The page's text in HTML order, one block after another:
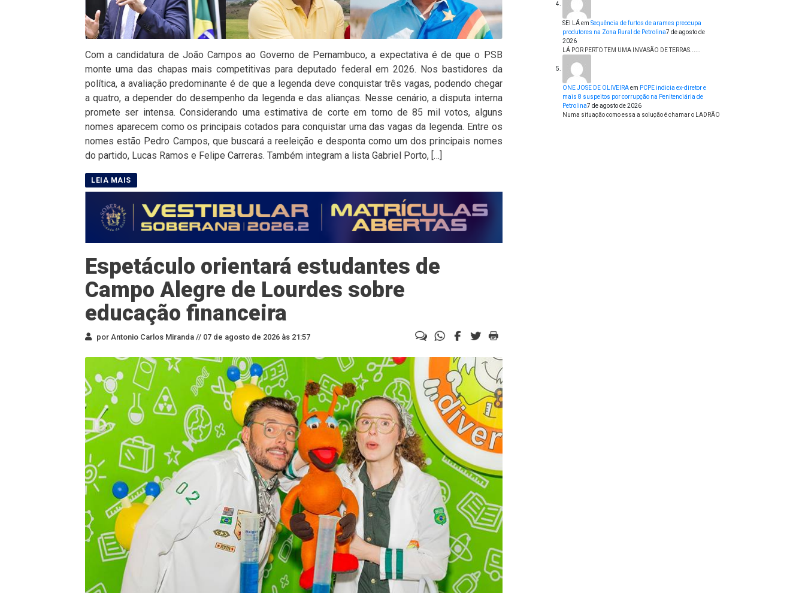
Com a candidatura de João Campos ao Governo de Pernambuco, a expectativa é de que o PSB
monte uma das chapas mais competitivas para deputado federal em 2026. Nos bastidores da
política, a avaliação predominante é de que a legenda deve conquistar três vagas, podendo chegar
a quatro, a depender do desempenho da legenda e das alianças. Nesse cenário, a disputa interna
promete ser intensa. Considerando uma estimativa de corte em torno de 85 mil votos, alguns
nomes aparecem como os principais cotados para conquistar uma das vagas da legenda. Entre os
nomes estão Pedro Campos, que buscará a reeleição e desponta como um dos principais nomes
do partido, Lucas Ramos e Felipe Carreras. Também integram a lista Gabriel Porto, […]
Espetáculo orientará estudantes de
Campo Alegre de Lourdes sobre
educação financeira
por Antonio Carlos Miranda // 07 de agosto de 2026 às 21:57
SEI LÁem Sequência de furtos de arames preocupa
produtores na Zona Rural de Petrolina7 de agosto de
2026
LÁ POR PERTO TEM UMA INVASÃO DE TERRAS......
ONE JOSE DE OLIVEIRAem PCPE indicia ex-diretor e
mais 8 suspeitos por corrupção na Penitenciária de
Petrolina7 de agosto de 2026
Numa situação como essa a solução é chamar o LADRÃO